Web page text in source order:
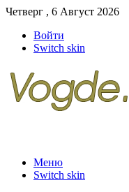
Четверг , 6 Август 2026
Войти
Switch skin
Меню
Switch skin